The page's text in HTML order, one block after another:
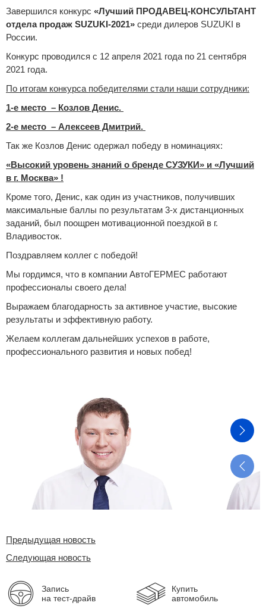
Завершился конкурс «Лучший ПРОДАВЕЦ-КОНСУЛЬТАНТ
отдела продаж SUZUKI-2021» среди дилеров SUZUKI в
России.
Конкурс проводился с 12 апреля 2021 года по 21 сентября
2021 года.
По итогам конкурса победителями стали наши сотрудники:
1-е место – Козлов Денис.
2-е место – Алексеев Дмитрий.
Так же Козлов Денис одержал победу в номинациях:
«Высокий уровень знаний о бренде СУЗУКИ» и «Лучший
в г. Москва» !
Кроме того, Денис, как один из участников, получивших
максимальные баллы по результатам 3-х дистанционных
заданий, был поощрен мотивационной поездкой в г.
Владивосток.
Поздравляем коллег с победой!
Мы гордимся, что в компании АвтоГЕРМЕС работают
профессионалы своего дела!
Выражаем благодарность за активное участие, высокие
результаты и эффективную работу.
Желаем коллегам дальнейших успехов в работе,
профессионального развития и новых побед!
Предыдущая новость
Следующая новость
Запись
на тест-драйв
Купить
автомобиль